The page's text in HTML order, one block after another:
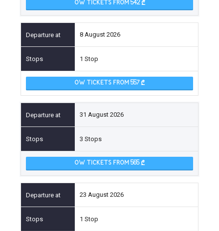
OW TICKETS FROM 542
8 August 2026
1 Stop
OW TICKETS FROM 557
31 August 2026
3 Stops
OW TICKETS FROM 565
23 August 2026
1 Stop